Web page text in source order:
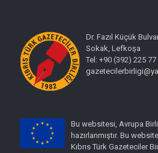
Dr. Fazıl Küçük
Sokak, Lefkoşa
Tel: +90 (392) 225 77
Bu websitesi, Avrupa
hazırlanmıştır. Bu
Kıbrıs Türk Gazeteciler